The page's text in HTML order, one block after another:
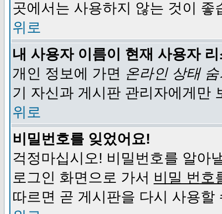
곳에서는 사용하지 않는 것이 좋
위로
내 사용자 이름이 현재 사용자
개인 정보에 가면 온라인 상태
기 자신과 게시판 관리자에게만
위로
비밀번호를 잊었어요!
걱정마십시오! 비밀번호를 알아
로그인 화면으로 가서 비밀 번호
따르면 곧 게시판을 다시 사용할